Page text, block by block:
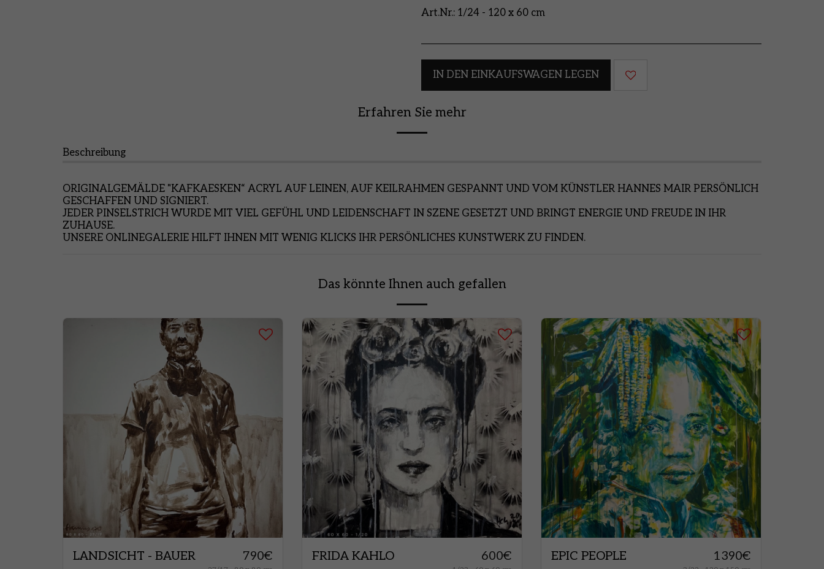
Art.Nr.: 1/24 - 120 x 60 cm
IN DEN EINKAUFSWAGEN LEGEN
Erfahren Sie mehr
Beschreibung
ORIGINALGEMÄLDE "KAFKAESKEN“ ACRYL AUF LEINEN, AUF KEILRAHMEN GESPANNT UND VOM KÜNSTLER HANNES MAIR PERSÖNLICH
GESCHAFFEN UND SIGNIERT.
JEDER PINSELSTRICH WURDE MIT VIEL GEFÜHL UND LEIDENSCHAFT IN SZENE GESETZT UND BRINGT ENERGIE UND FREUDE IN IHR
ZUHAUSE.
UNSERE ONLINEGALERIE HILFT IHNEN MIT WENIG KLICKS IHR PERSÖNLICHES KUNSTWERK ZU FINDEN.
Das könnte Ihnen auch gefallen
LANDSICHT - BAUER 790€ FRIDA KAHLO 600€ EPIC PEOPLE 1390€